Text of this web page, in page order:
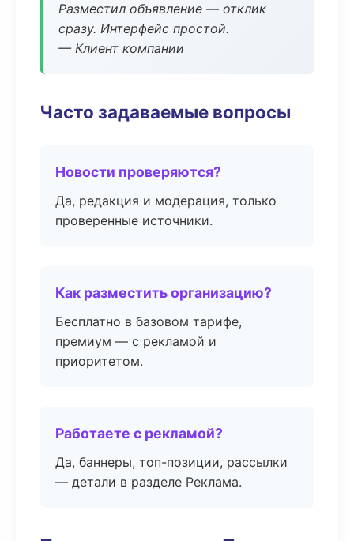
Разместил объявление — отклик
сразу. Интерфейс простой.
— Клиент компании
Часто задаваемые вопросы
Новости проверяются?
Да, редакция и модерация, только
проверенные источники.
Как разместить организацию?
Бесплатно в базовом тарифе,
премиум — с рекламой и
приоритетом.
Работаете с рекламой?
Да, баннеры, топ-позиции, рассылки
— детали в разделе Реклама.